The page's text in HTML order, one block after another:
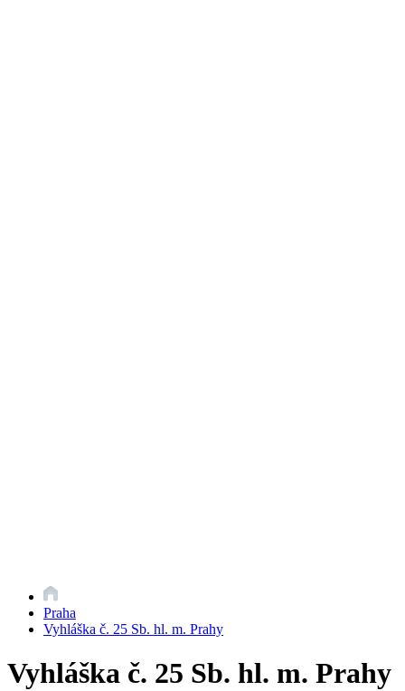
Praha
Vyhláška č. 25 Sb. hl. m. Prahy
Vyhláška č. 25 Sb. hl. m. Prahy